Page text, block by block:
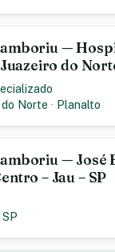
—
do
Norte · Planalto
— José
– Jau – SP
SP